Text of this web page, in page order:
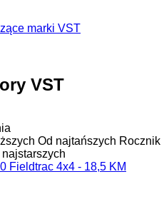
marki VST
VST
Od najtańszych Rocznik